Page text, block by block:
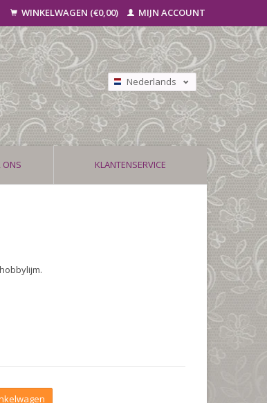
WINKELWAGEN (€0,00) MIJN ACCOUNT
Nederlands
Deutsch
Français
ONS KLANTENSERVICE